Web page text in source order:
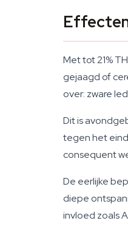
Met tot 21%
gejaagd of
over: zware
Dit is
tegen het
consequent
De eerlijke
diepe
invloed zoals